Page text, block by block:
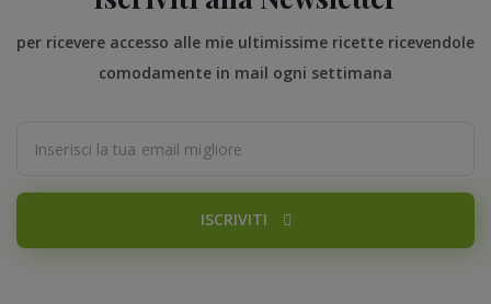
per ricevere accesso alle mie ultimissime ricette ricevendole
comodamente in mail ogni settimana
ISCRIVITI